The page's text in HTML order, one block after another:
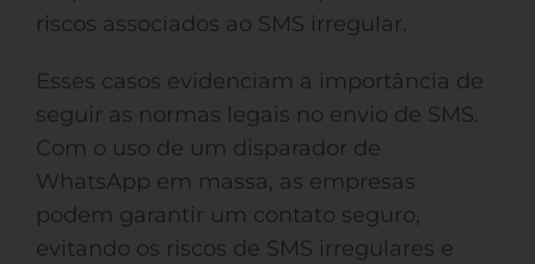
riscos associados ao SMS irregular.
Esses casos evidenciam a importância de
seguir as normas legais no envio de SMS.
Com o uso de um disparador de
WhatsApp em massa, as empresas
podem garantir um contato seguro,
evitando os riscos de SMS irregulares e